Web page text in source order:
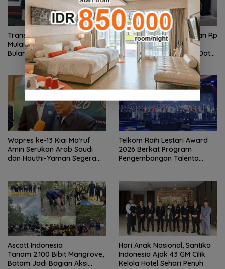
Transformasi TelkomGroup
Mulai Tunjukkan Hasil, Enam
Bulan InfraNexia Catat
Pendapatan Rp 7,7 Triliun
Telkom Catat Pendapatan Rp
75,9 Triliun di Semester I
2026, Bisnis Seluler dan Data
Jadi Motor Pertumbuhan
Wapres ke-13 Kiai Ma’ruf
Amin Serukan Arab Saudi
dan Houthi-Yaman Segera
Telkom Raih Lestari Award
2026 Berkat Program
Pengembangan Talenta
Ascott Indonesia
Tanam 2.100 Bibit Mangrove,
Batam Jadi Bagian Aksi
Hari Anak Nasional, Santika
Indonesia Ajak 43 GM Cilik
Kelola Hotel Sehari Penuh